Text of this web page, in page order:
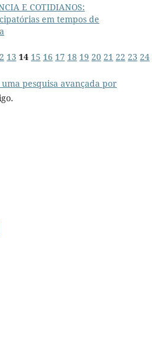
E COTIDIANOS:
em tempos de
13 14 15 16 17 18 19 20 21 22 23 24
pesquisa avançada por